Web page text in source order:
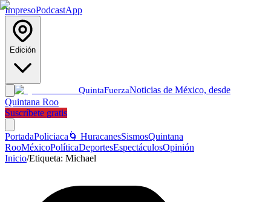
ImpresoPodcastApp
Edición
QuintaFuerzaNoticias de México, desde
Quintana Roo
Suscríbete gratis
PortadaPoliciaca 🌀 HuracanesSismosQuintana
RooMéxicoPolíticaDeportesEspectáculosOpinión
Inicio/Etiqueta: Michael